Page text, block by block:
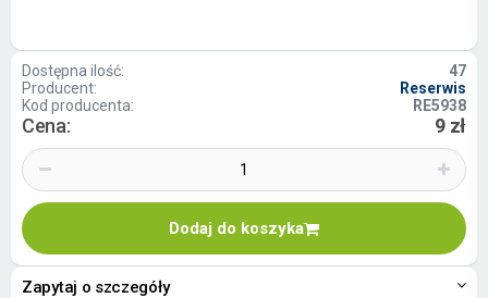
Dostępna ilość:
47
Producent:
Reserwis
Kod producenta:
RE5938
Cena: 9 zł
Dodaj do koszyka
Zapytaj o szczegóły